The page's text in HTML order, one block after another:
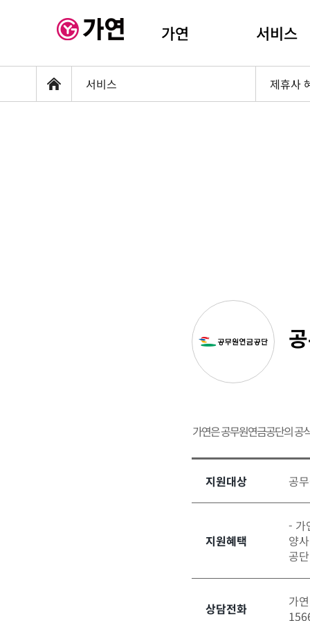
가연 서비스
홈 서비스 제휴사
가연은 공무원연금공단의 공
지원대상 공
지원혜택
- 가
양
공
상담전화
가